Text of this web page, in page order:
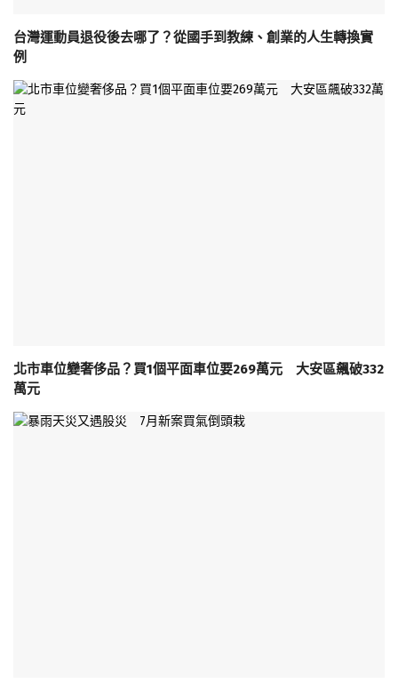
台灣運動員退役後去哪了？從國手到教練、創業的人生轉換實
例
北市車位變奢侈品？買1個平面車位要269萬元 大安區飆破332
萬元